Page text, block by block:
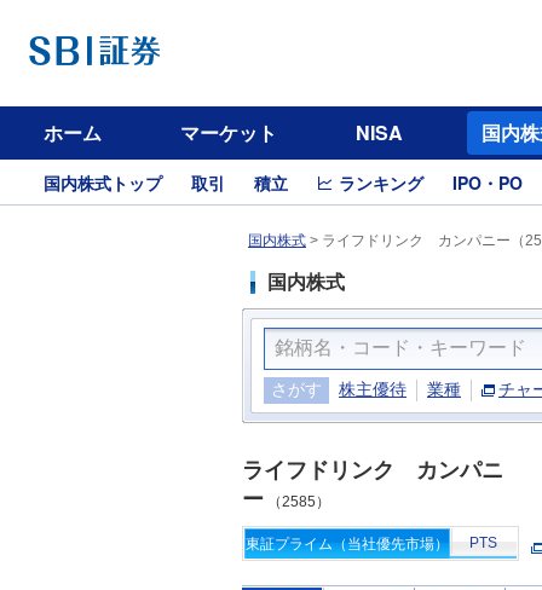
ホーム マーケット NISA 国内
国内株式トップ 取引 積立 ランキング IPO・PO
国内株式 > ライフドリンク カンパニー（
国内株式
さがす 株主優待 業種 チャ
ライフドリンク カンパニ
ー （2585）
東証プライム（当社優先市場） PTS